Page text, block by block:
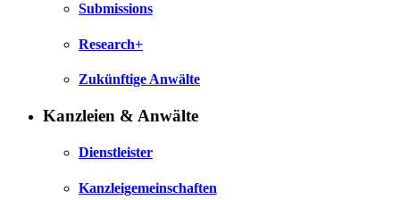
Submissions
Research+
Zukünftige Anwälte
Kanzleien & Anwälte
Dienstleister
Kanzleigemeinschaften